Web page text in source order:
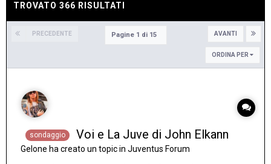
TROVATO 366 RISULTATI
PRECEDENTE AVANTI
Pagine 1 di 15
ORDINA PER
sondaggio Voi e La Juve di John Elkann
Gelone ha creato un topic in Juventus Forum